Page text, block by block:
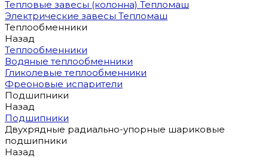
Тепловые завесы (колонна) Тепломаш
Электрические завесы Тепломаш
Теплообменники
Назад
Теплообменники
Водяные теплообменники
Гликолевые теплообменники
Фреоновые испарители
Подшипники
Назад
Подшипники
Двухрядные радиально-упорные шариковые
подшипники
Назад